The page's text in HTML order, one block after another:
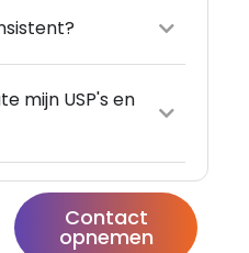
mijn USP's en
Contact
opnemen